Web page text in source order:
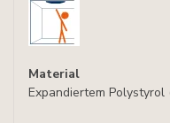
Material
Expandiertem Polystyrol